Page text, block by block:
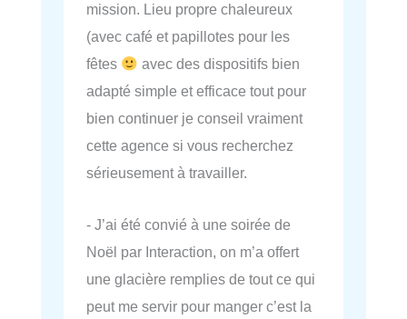
mission. Lieu propre chaleureux
(avec café et papillotes pour les
fêtes
avec des dispositifs bien
adapté simple et efficace tout pour
bien continuer je conseil vraiment
cette agence si vous recherchez
sérieusement à travailler.
- J’ai été convié à une soirée de
Noël par Interaction, on m’a offert
une glacière remplies de tout ce qui
peut me servir pour manger c’est la